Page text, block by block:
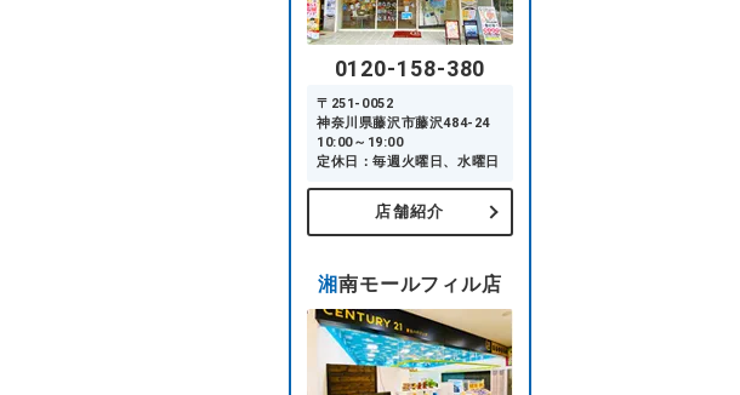
0120-158-380
〒251-0052
神奈川県藤沢市藤沢484-24
10:00～19:00
定休日：毎週火曜日、水曜日
店舗紹介
湘南モールフィル店